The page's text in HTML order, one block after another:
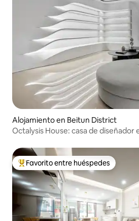
Alojamiento en Beitun District
Octalysis House: casa de diseñador
Favorito entre huéspedes preferido
Favorito entre huéspedes